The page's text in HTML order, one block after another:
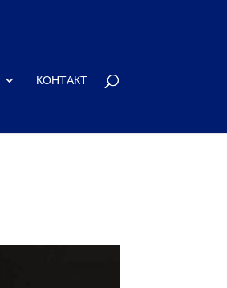
КОНТАКТ